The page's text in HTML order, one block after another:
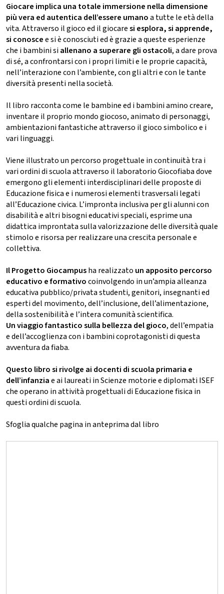
Giocare implica una totale immersione nella dimensione
più vera ed autentica dell’essere umanoa tutte le età della
vita. Attraverso il gioco ed il giocaresi esplora, si apprende,
si conoscee si è conosciuti ed è grazie a queste esperienze
che i bambini siallenano a superare gli ostacoli, a dare prova
di sé, a confrontarsi con i propri limiti e le proprie capacità,
nell’interazione con l’ambiente, con gli altri e con le tante
diversità presenti nella società.
Il libro racconta come le bambine ed i bambini amino creare,
inventare il proprio mondo giocoso, animato di personaggi,
ambientazioni fantastiche attraverso il gioco simbolico e i
vari linguaggi.
Viene illustrato un percorso progettuale in continuità tra i
vari ordini di scuola attraverso il laboratorio Giocofiaba dove
emergono gli elementi interdisciplinari delle proposte di
Educazione fisica e i numerosi elementi trasversali legati
all’Educazione civica. L’impronta inclusiva per gli alunni con
disabilità e altri bisogni educativi speciali, esprime una
didattica improntata sulla valorizzazione delle diversità quale
stimolo e risorsa per realizzare una crescita personale e
collettiva.
Il Progetto Giocampusha realizzato un apposito percorso
educativo e formativocoinvolgendo in un’ampia alleanza
educativa pubblico/privata studenti, genitori, insegnanti ed
esperti del movimento, dell’inclusione, dell’alimentazione,
della sostenibilità e l’intera comunità scientifica.
Un viaggio fantastico sulla bellezza del gioco, dell’empatia
e dell’accoglienza con i bambini coprotagonisti di questa
avventura da fiaba.
Questo libro si rivolge ai docenti di scuola primaria e
dell’infanziae ai laureati in Scienze motorie e diplomati ISEF
che operano in attività progettuali di Educazione fisica in
questi ordini di scuola.
Sfoglia qualche pagina in anteprima dal libro